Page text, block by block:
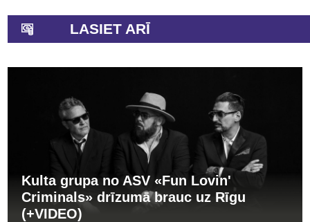
LASIET ARĪ
Kulta grupa no ASV «Fun Lovin'
Criminals» drīzumā brauc uz Rīgu
(+VIDEO)